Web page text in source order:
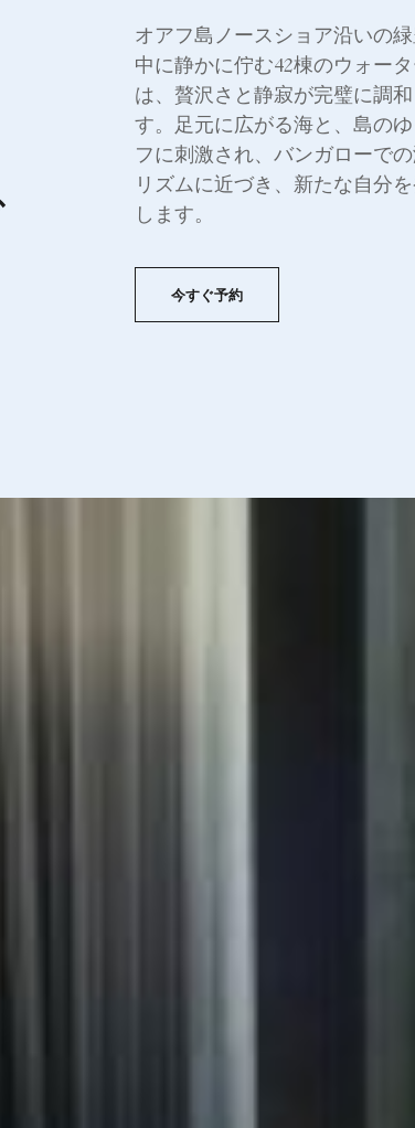
オアフ島ノースショア沿いの
中に静かに佇む42棟のウォー
は、贅沢さと静寂が完璧に調
す。足元に広がる海と、島の
フに刺激され、バンガローで
リズムに近づき、新たな自分
します。
今すぐ予約